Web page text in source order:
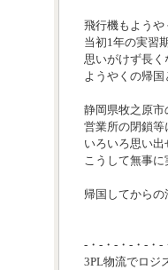
飛行機もようや
当初1年の実習
思いがけず長
ようやくの帰国
静岡県牧之原市
営業所の閉鎖
いろいろ思い出
こうして無事
帰国してから
-・-・-・-・-・-
3PL物流でロジ